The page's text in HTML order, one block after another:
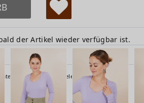
W
u
ns
ch
lis
der Artikel wieder verfügbar ist.
gelesen habe.*